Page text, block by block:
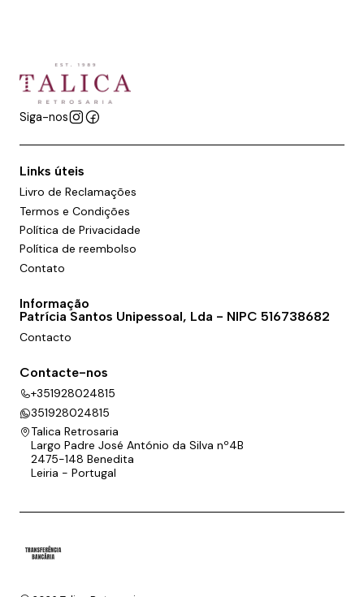
Siga-nos
Links úteis
Livro de Reclamações
Termos e Condições
Política de Privacidade
Política de reembolso
Contato
Informação
Patrícia Santos Unipessoal, Lda - NIPC 516738682
Contacto
Contacte-nos
+351928024815
351928024815
Talica Retrosaria
Largo Padre José António da Silva nº4B
2475-148 Benedita
Leiria - Portugal